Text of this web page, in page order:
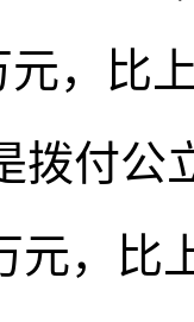
元，比
拨付公
元，比